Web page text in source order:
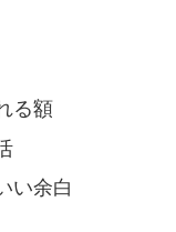
る額
い余白